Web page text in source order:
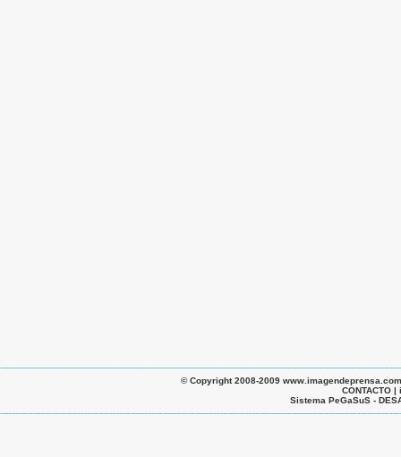
© Copyright 2008-2009
CONTACTO
Sistema PeGaSuS -